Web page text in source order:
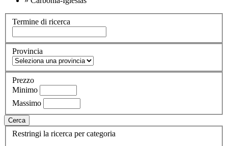
Termine di ricerca
Provincia
Prezzo
Minimo
Massimo
Cerca
Restringi la ricerca per categoria